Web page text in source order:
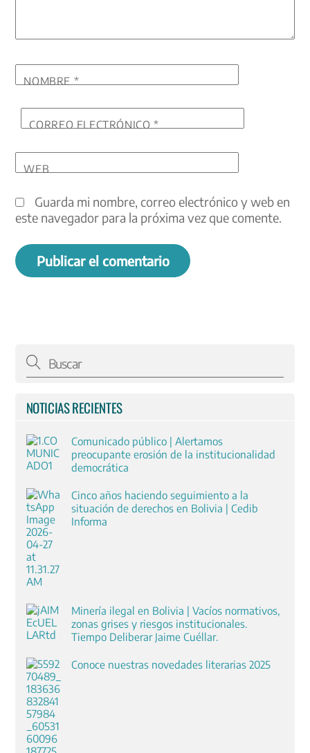
NOMBRE *
CORREO ELECTRÓNICO*
WEB
Guarda mi nombre, correo electrónico y web en
este navegador para la próxima vez que comente.
NOTICIAS RECIENTES
Comunicado público | Alertamos
preocupante erosión de la institucionalidad
democrática
Cinco años haciendo seguimiento a la
situación de derechos en Bolivia | Cedib
Informa
Minería ilegal en Bolivia | Vacíos normativos,
zonas grises y riesgos institucionales.
Tiempo Deliberar Jaime Cuéllar.
Conoce nuestras novedades literarias 2025